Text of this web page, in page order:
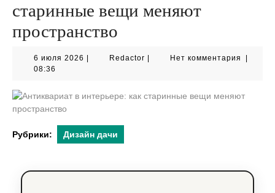
старинные вещи меняют
пространство
6 июля 2026 6
RedactorRedactorНет комментария
08:36
Рубрики: Дизайн дачи